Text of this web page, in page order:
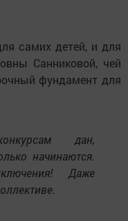
самих детей, и для
Санниковой, чей
фундамент для
дан,
начинаются.
Даже